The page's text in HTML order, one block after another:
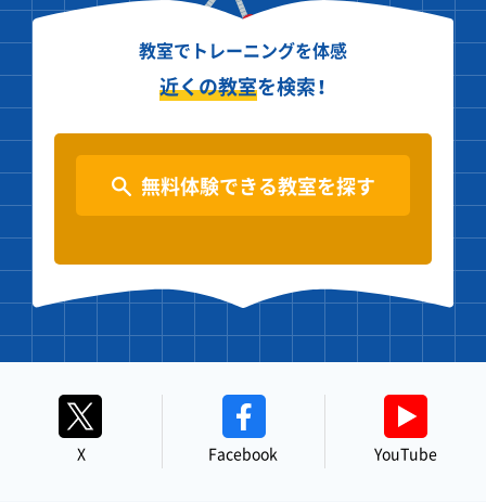
教室でトレーニングを体感
近くの教室を検索！
無料体験できる教室を探す
X Facebook YouTube